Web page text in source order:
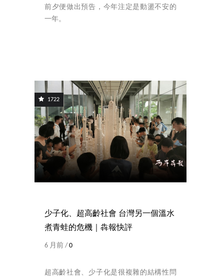
前夕便做出預告，今年注定是動盪不安的
一年。
1722
少子化、超高齡社會 台灣另一個溫水
煮青蛙的危機｜犇報快評
6 月前 /0
超高齡社會、少子化是很複雜的結構性問